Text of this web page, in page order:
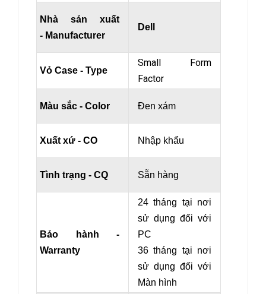
Nhà sản xuất
- Manufacturer
Dell
Vỏ Case - Type
Small Form
Factor
Màu sắc - Color Đen xám
Xuất xứ - CO Nhập khẩu
Tình trạng - CQ Sẵn hàng
Bảo hành -
Warranty
24 tháng tại nơi
sử dụng đối với
PC
36 tháng tại nơi
sử dụng đối với
Màn hình